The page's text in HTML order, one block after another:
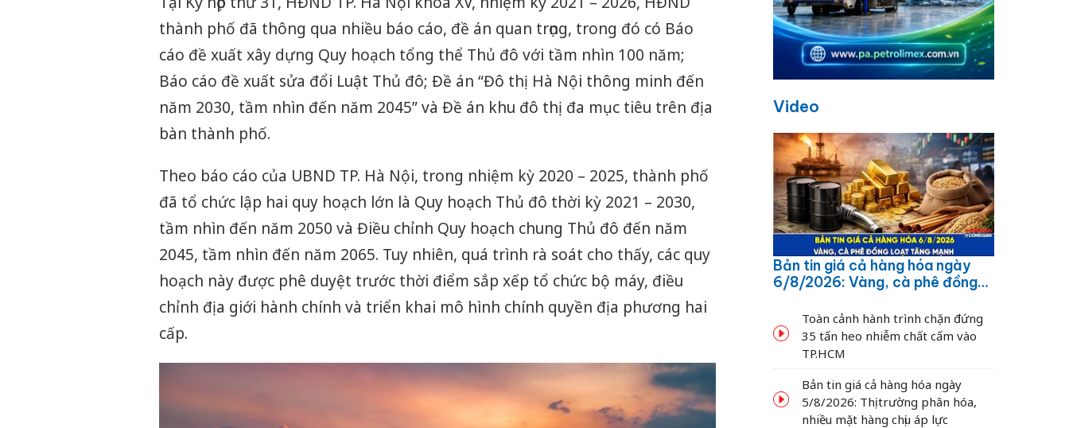
thành phố đã thông qua nhiều báo cáo, đề án quan trọng, trong đó có Báo
cáo đề xuất xây dựng Quy hoạch tổng thể Thủ đô với tầm nhìn 100 năm;
Báo cáo đề xuất sửa đổi Luật Thủ đô; Đề án “Đô thị Hà Nội thông minh đến
năm 2030, tầm nhìn đến năm 2045” và Đề án khu đô thị đa mục tiêu trên địa
bàn thành phố.
Theo báo cáo của UBND TP. Hà Nội, trong nhiệm kỳ 2020 – 2025, thành phố
đã tổ chức lập hai quy hoạch lớn là Quy hoạch Thủ đô thời kỳ 2021 – 2030,
tầm nhìn đến năm 2050 và Điều chỉnh Quy hoạch chung Thủ đô đến năm
2045, tầm nhìn đến năm 2065. Tuy nhiên, quá trình rà soát cho thấy, các quy
hoạch này được phê duyệt trước thời điểm sắp xếp tổ chức bộ máy, điều
chỉnh địa giới hành chính và triển khai mô hình chính quyền địa phương hai
cấp.
Video
Bản tin giá cả hàng hóa ngày
6/8/2026: Vàng, cà phê đồng
Toàn cảnh hành trình chặn đứng
35 tấn heo nhiễm chất cấm vào
TP.HCM
Bản tin giá cả hàng hóa ngày
5/8/2026: Thị trường phân hóa,
nhiều mặt hàng chịu áp lực